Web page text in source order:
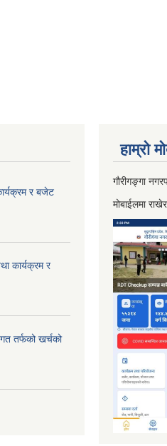
र बजेट
कार्यक्रम र
तर्फको खर्चको
हाम्रो
गौरीगङ्गा
मोबाईलमा